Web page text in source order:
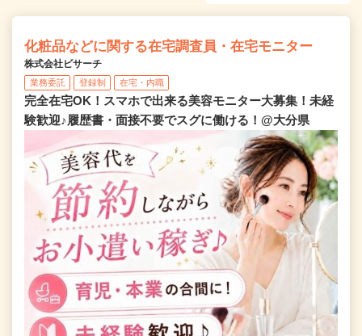
化粧品などに関する在宅調査員・在宅モニター
株式会社ビサーチ
業務委託 登録制 在宅・内職
完全在宅OK！スマホで出来る美容モニター大募集！未経
験歓迎♪履歴書・面接不要でスグに働ける！@大分県